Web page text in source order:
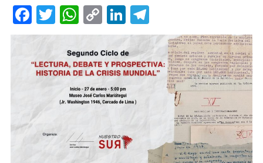
Facebook
Twitter
WhatsApp
Copy
Link
LinkedIn
Telegram